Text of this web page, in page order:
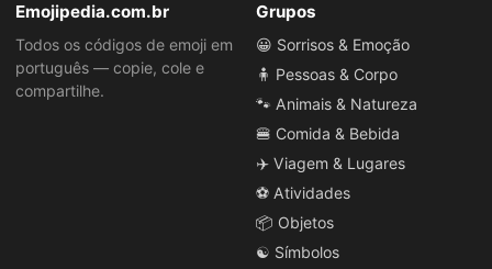
Emojipedia.com.br
Todos os códigos de emoji em
português — copie, cole e
compartilhe.
Grupos
😀 Sorrisos & Emoção
🧍 Pessoas & Corpo
🐾 Animais & Natureza
🍔 Comida & Bebida
✈️ Viagem & Lugares
⚽ Atividades
📦 Objetos
☯️ Símbolos